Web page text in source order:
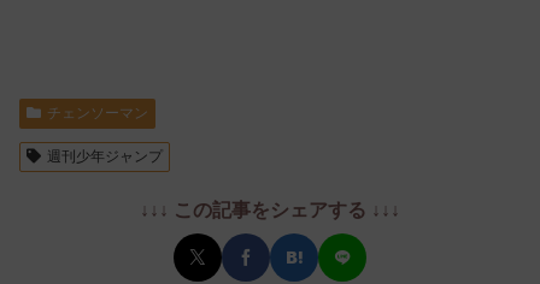
チェンソーマン
週刊少年ジャンプ
↓↓↓ この記事をシェアする ↓↓↓